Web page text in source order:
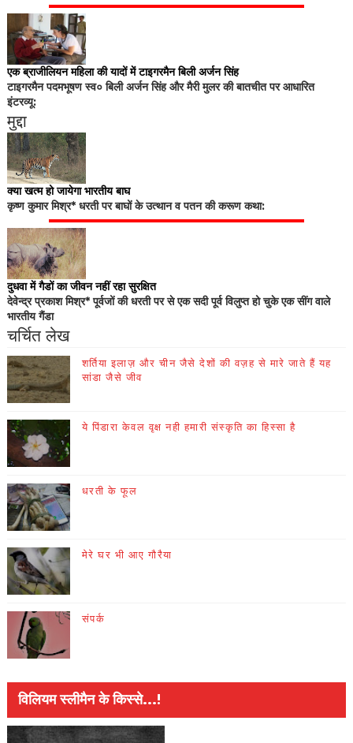
एक ब्राजीलियन महिला की यादों में टाइगरमैन बिली अर्जन सिंह
टाइगरमैन पदमभूषण स्व० बिली अर्जन सिंह और मैरी मुलर की बातचीत पर आधारित
इंटरव्यू:
मुद्दा
क्या खत्म हो जायेगा भारतीय बाघ
कृष्ण कुमार मिश्र* धरती पर बाघों के उत्थान व पतन की करूण कथा:
दुधवा में गैडों का जीवन नहीं रहा सुरक्षित
देवेन्द्र प्रकाश मिश्र* पूर्वजों की धरती पर से एक सदी पूर्व विलुप्त हो चुके एक सींग वाले
भारतीय गैंडा
चर्चित लेख
शर्तिया इलाज़ और चीन जैसे देशों की वज़ह से मारे जाते हैं यह
सांडा जैसे जीव
ये पिंडारा केवल वृक्ष नही हमारी संस्कृति का हिस्सा है
धरती के फूल
मेरे घर भी आए गौरैया
संपर्क
विलियम स्लीमैन के किस्से...!